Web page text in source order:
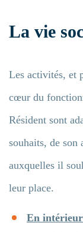
La vie
Les activités, et
cœur du
Résident sont
souhaits, de son
auxquelles il
leur place.
En